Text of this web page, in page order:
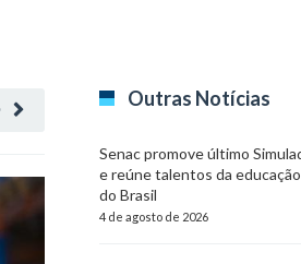
Outras Notícias
Senac promove último
e reúne talentos da
do Brasil
4 de agosto de 2026